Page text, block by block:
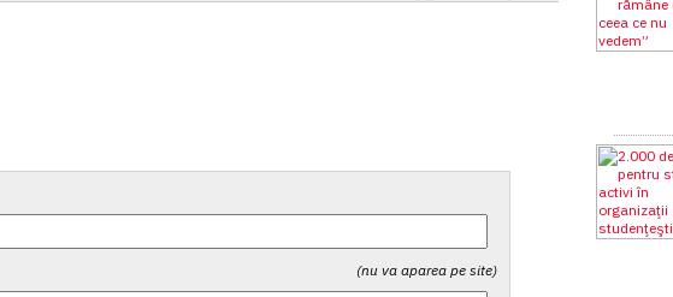
(nu va aparea pe site)